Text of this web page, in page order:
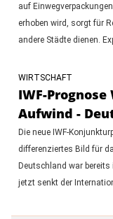
auf
erhoben wird, sorgt für
andere Städte dienen.
WIRTSCHAFT
IWF-
Aufwind -
Die neue IWF-
differenziertes Bild für
Deutschland war bereits
jetzt senkt der